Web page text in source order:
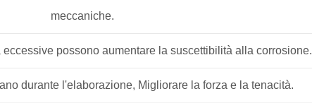
meccaniche.
possono aumentare la suscettibilità alla corrosione.
durante l'elaborazione, Migliorare la forza e la tenacità.